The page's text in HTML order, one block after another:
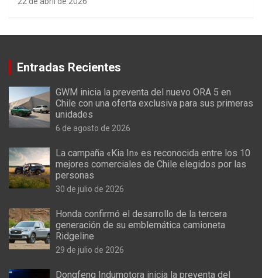
Entradas Recientes
GWM inicia la preventa del nuevo ORA 5 en
Chile con una oferta exclusiva para sus primeras
unidades
6 de agosto de 2026
La campaña «Kia In» es reconocida entre los 10
mejores comerciales de Chile elegidos por las
personas
30 de julio de 2026
Honda confirmó el desarrollo de la tercera
generación de su emblemática camioneta
Ridgeline
29 de julio de 2026
Dongfeng Indumotora inicia la preventa del